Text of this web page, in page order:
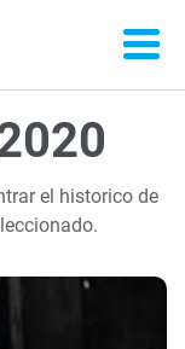
el historico de